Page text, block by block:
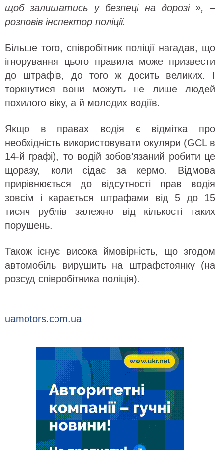
щоб залишатись у безпеці на дорозі », –
розповів інспектор поліції.
Більше того, співробітник поліції нагадав, що
ігнорування цього правила може призвести
до штрафів, до того ж досить великих. І
торкнутися вони можуть не лише людей
похилого віку, а й молодих водіїв.
Якщо в правах водія є відмітка про
необхідність використовувати окуляри (GСL в
14-й графі), то водій зобов’язаний робити це
щоразу, коли сідає за кермо. Відмова
прирівнюється до відсутності прав водія
зовсім і карається штрафами від 5 до 15
тисяч рублів залежно від кількості таких
порушень.
Також існує висока ймовірність, що згодом
автомобіль вирушить на штрафстоянку (на
розсуд співробітника поліція).
uamotors.com.ua